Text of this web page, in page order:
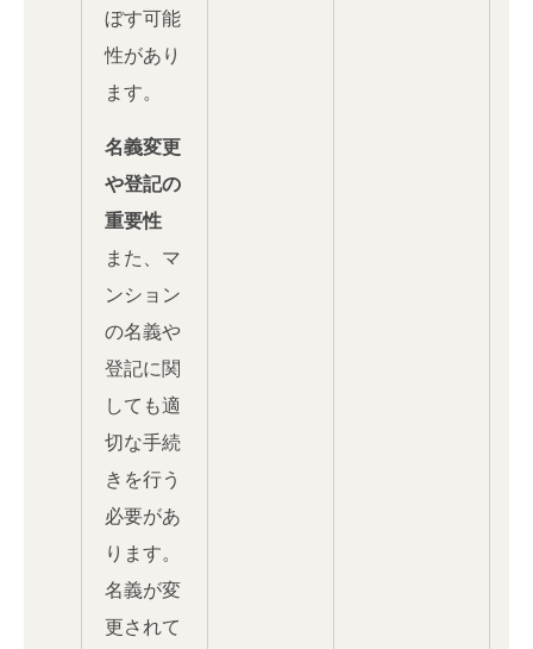
ぼす可能
性があり
ます。
名義変更
や登記の
重要性
また、マ
ンション
の名義や
登記に関
しても適
切な手続
きを行う
必要があ
ります。
名義が変
更されて